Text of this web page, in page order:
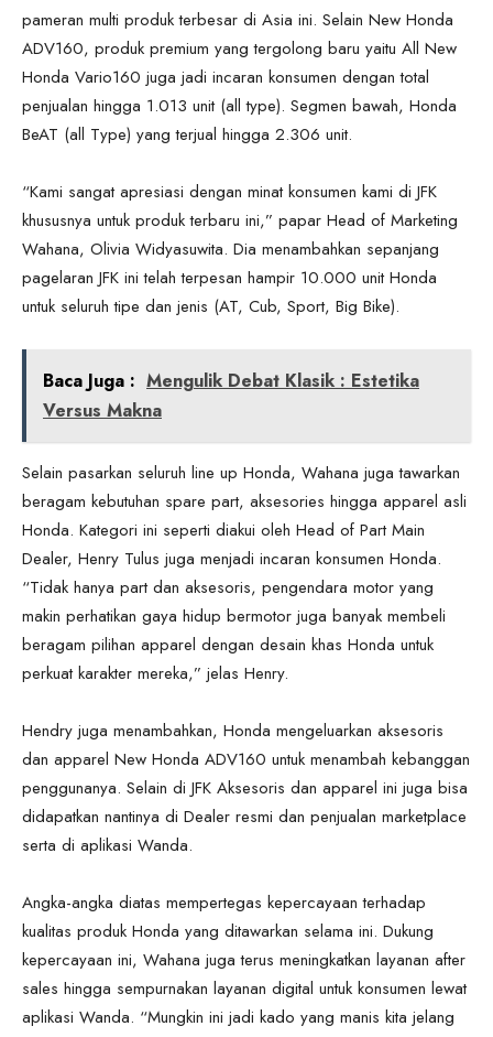
pameran multi produk terbesar di Asia ini. Selain New Honda
ADV160, produk premium yang tergolong baru yaitu All New
Honda Vario160 juga jadi incaran konsumen dengan total
penjualan hingga 1.013 unit (all type). Segmen bawah, Honda
BeAT (all Type) yang terjual hingga 2.306 unit.
“Kami sangat apresiasi dengan minat konsumen kami di JFK
khususnya untuk produk terbaru ini,” papar Head of Marketing
Wahana, Olivia Widyasuwita. Dia menambahkan sepanjang
pagelaran JFK ini telah terpesan hampir 10.000 unit Honda
untuk seluruh tipe dan jenis (AT, Cub, Sport, Big Bike).
Baca Juga : Mengulik Debat Klasik : Estetika
Versus Makna
Selain pasarkan seluruh line up Honda, Wahana juga tawarkan
beragam kebutuhan spare part, aksesories hingga apparel asli
Honda. Kategori ini seperti diakui oleh Head of Part Main
Dealer, Henry Tulus juga menjadi incaran konsumen Honda.
“Tidak hanya part dan aksesoris, pengendara motor yang
makin perhatikan gaya hidup bermotor juga banyak membeli
beragam pilihan apparel dengan desain khas Honda untuk
perkuat karakter mereka,” jelas Henry.
Hendry juga menambahkan, Honda mengeluarkan aksesoris
dan apparel New Honda ADV160 untuk menambah kebanggan
penggunanya. Selain di JFK Aksesoris dan apparel ini juga bisa
didapatkan nantinya di Dealer resmi dan penjualan marketplace
serta di aplikasi Wanda.
Angka-angka diatas mempertegas kepercayaan terhadap
kualitas produk Honda yang ditawarkan selama ini. Dukung
kepercayaan ini, Wahana juga terus meningkatkan layanan after
sales hingga sempurnakan layanan digital untuk konsumen lewat
aplikasi Wanda. “Mungkin ini jadi kado yang manis kita jelang